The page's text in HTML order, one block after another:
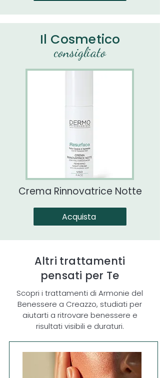
Il Cosmetico
consigliato
Crema Rinnovatrice Notte
Acquista
Altri trattamenti
pensati per Te
Scopri i trattamenti di Armonie del
Benessere a Creazzo, studiati per
aiutarti a ritrovare benessere e
risultati visibili e duraturi.